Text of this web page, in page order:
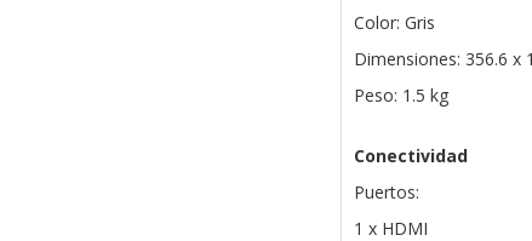
Color: Gris
Dimensiones: 356.6 x
Peso: 1.5 kg
Conectividad
Puertos:
1 x HDMI